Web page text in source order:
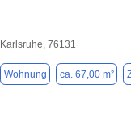
Karlsruhe, 76131
Wohnung ca. 67,00 m²